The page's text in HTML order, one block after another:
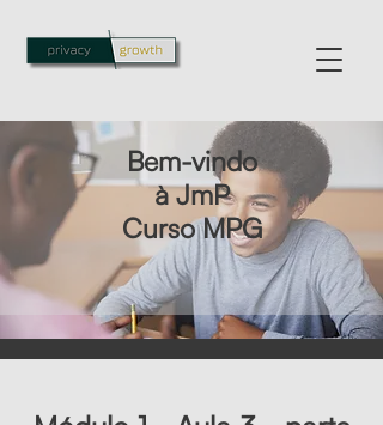
Bem-vindo
à JmP
Curso MPG